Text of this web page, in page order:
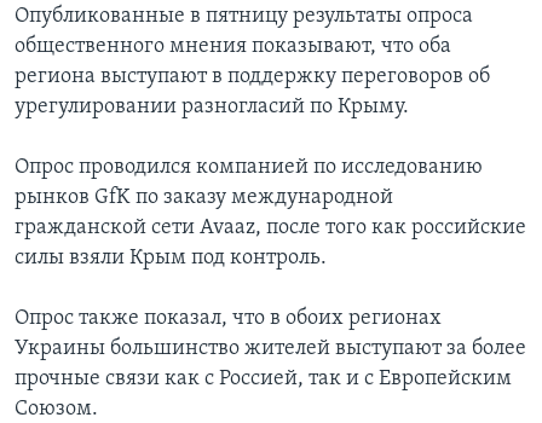
Опубликованные в пятницу результаты опроса
общественного мнения показывают, что оба
региона выступают в поддержку переговоров об
урегулировании разногласий по Крыму.
Опрос проводился компанией по исследованию
рынков GfK по заказу международной
гражданской сети Avaaz, после того как российские
силы взяли Крым под контроль.
Опрос также показал, что в обоих регионах
Украины большинство жителей выступают за более
прочные связи как с Россией, так и с Европейским
Союзом.